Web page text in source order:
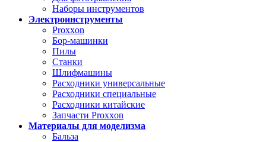
Наборы инструментов
Электроинструменты
Proxxon
Бор-машинки
Пилы
Станки
Шлифмашины
Расходники универсальные
Расходники специальные
Расходники китайские
Запчасти Proxxon
Материалы для моделизма
Бальза